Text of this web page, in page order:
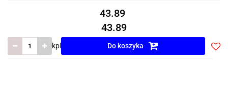
43.89
43.89
kpl Do koszyka